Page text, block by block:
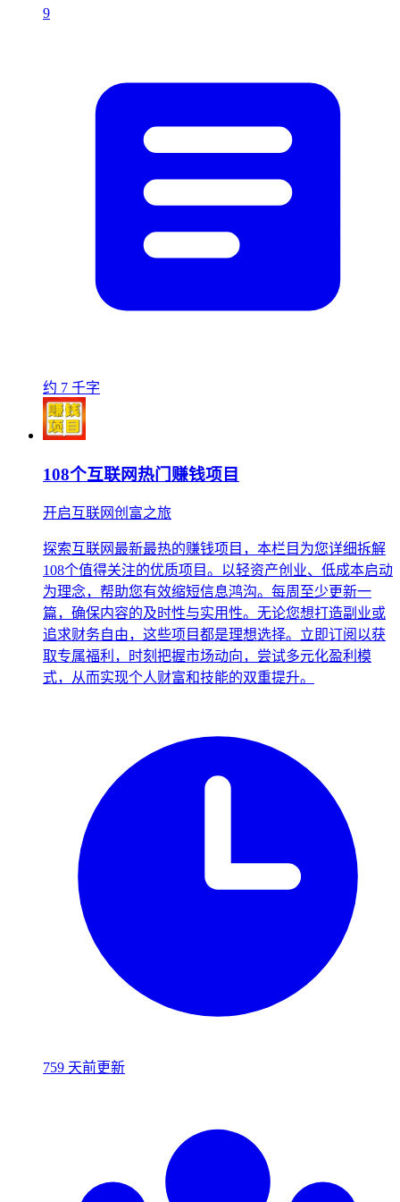
9
约 7 千字
108个互联网热门赚钱项目
开启互联网创富之旅
探索互联网最新最热的赚钱项目，本栏目为您详细拆解
108个值得关注的优质项目。以轻资产创业、低成本启动
为理念，帮助您有效缩短信息鸿沟。每周至少更新一
篇，确保内容的及时性与实用性。无论您想打造副业或
追求财务自由，这些项目都是理想选择。立即订阅以获
取专属福利，时刻把握市场动向，尝试多元化盈利模
式，从而实现个人财富和技能的双重提升。
759 天前更新